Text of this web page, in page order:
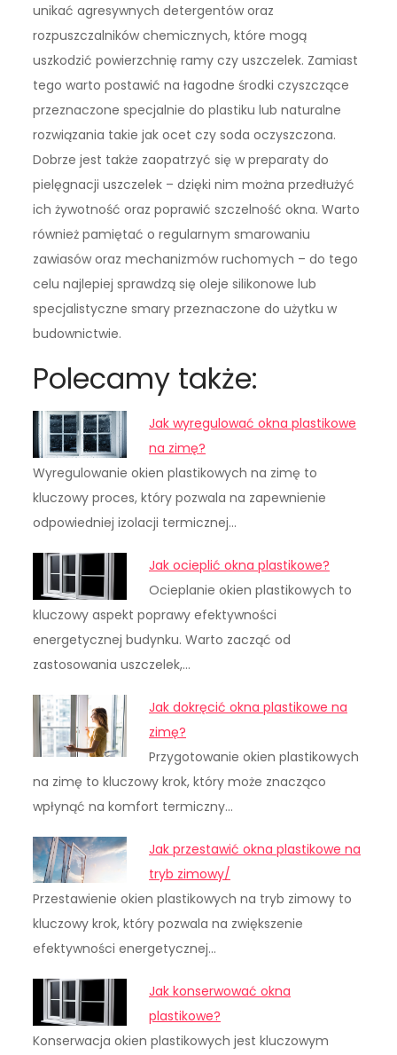
unikać agresywnych detergentów oraz
rozpuszczalników chemicznych, które mogą
uszkodzić powierzchnię ramy czy uszczelek. Zamiast
tego warto postawić na łagodne środki czyszczące
przeznaczone specjalnie do plastiku lub naturalne
rozwiązania takie jak ocet czy soda oczyszczona.
Dobrze jest także zaopatrzyć się w preparaty do
pielęgnacji uszczelek – dzięki nim można przedłużyć
ich żywotność oraz poprawić szczelność okna. Warto
również pamiętać o regularnym smarowaniu
zawiasów oraz mechanizmów ruchomych – do tego
celu najlepiej sprawdzą się oleje silikonowe lub
specjalistyczne smary przeznaczone do użytku w
budownictwie.
Polecamy także:
Jak wyregulować okna plastikowe
na zimę?
Wyregulowanie okien plastikowych na zimę to
kluczowy proces, który pozwala na zapewnienie
odpowiedniej izolacji termicznej…
Jak ocieplić okna plastikowe?
Ocieplanie okien plastikowych to
kluczowy aspekt poprawy efektywności
energetycznej budynku. Warto zacząć od
zastosowania uszczelek,…
Jak dokręcić okna plastikowe na
zimę?
Przygotowanie okien plastikowych
na zimę to kluczowy krok, który może znacząco
wpłynąć na komfort termiczny…
Jak przestawić okna plastikowe na
tryb zimowy/
Przestawienie okien plastikowych na tryb zimowy to
kluczowy krok, który pozwala na zwiększenie
efektywności energetycznej…
Jak konserwować okna
plastikowe?
Konserwacja okien plastikowych jest kluczowym